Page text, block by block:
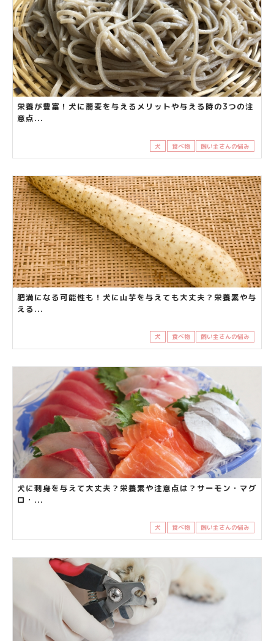
栄養が豊富！犬に蕎麦を与えるメリットや与える時の3つの注
意点...
犬 食べ物 飼い主さんの悩み
肥満になる可能性も！犬に山芋を与えても大丈夫？栄養素や与
える...
犬 食べ物 飼い主さんの悩み
犬に刺身を与えて大丈夫？栄養素や注意点は？サーモン・マグ
ロ・...
犬 食べ物 飼い主さんの悩み